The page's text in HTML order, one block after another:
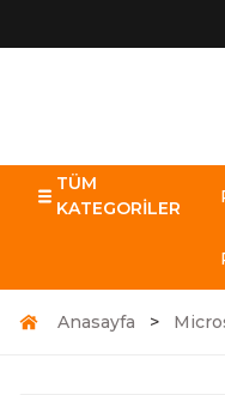
TÜM
KATEGORİLER
Anasayfa